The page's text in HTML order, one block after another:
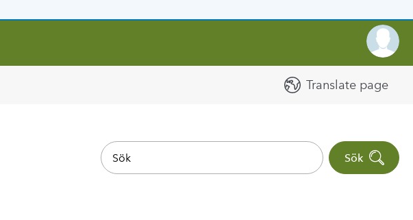
Translate page
Sök